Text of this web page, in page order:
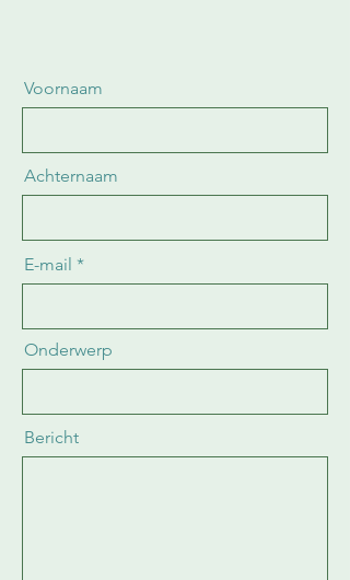
Voornaam
Achternaam
E-mail
Onderwerp
Bericht